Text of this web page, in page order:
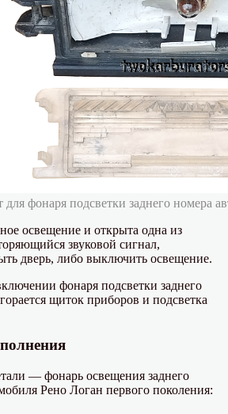
фонаря подсветки заднего номера
освещение и открыта одна из
звуковой сигнал,
дверь, либо выключить освещение.
фонаря подсветки заднего
щиток приборов и подсветка
— фонарь освещения заднего
Рено Логан первого поколения: